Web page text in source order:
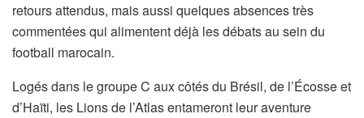
retours attendus, mais aussi quelques absences très
commentées qui alimentent déjà les débats au sein du
football marocain.
Logés dans le groupe C aux côtés du Brésil, de l’Écosse et
d’Haïti, les Lions de l’Atlas entameront leur aventure